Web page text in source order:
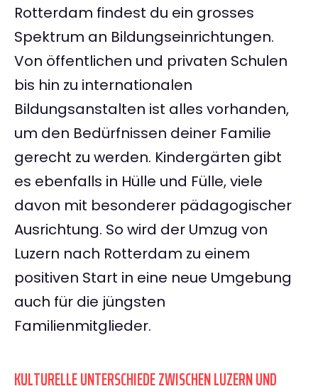
Rotterdam findest du ein grosses
Spektrum an Bildungseinrichtungen.
Von öffentlichen und privaten Schulen
bis hin zu internationalen
Bildungsanstalten ist alles vorhanden,
um den Bedürfnissen deiner Familie
gerecht zu werden. Kindergärten gibt
es ebenfalls in Hülle und Fülle, viele
davon mit besonderer pädagogischer
Ausrichtung. So wird der Umzug von
Luzern nach Rotterdam zu einem
positiven Start in eine neue Umgebung
auch für die jüngsten
Familienmitglieder.
KULTURELLE UNTERSCHIEDE ZWISCHEN LUZERN UND